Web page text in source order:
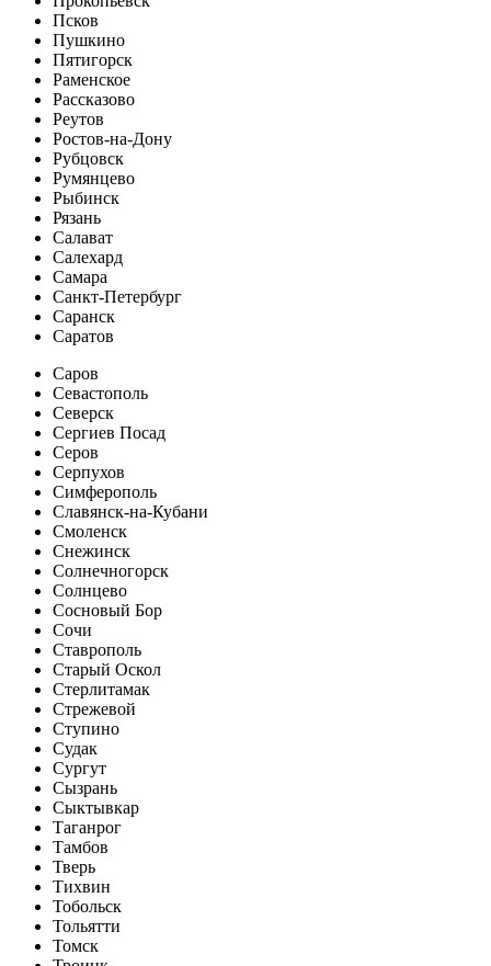
Псков
Пушкино
Пятигорск
Раменское
Рассказово
Реутов
Ростов-на-Дону
Рубцовск
Румянцево
Рыбинск
Рязань
Салават
Салехард
Самара
Санкт-Петербург
Саранск
Саратов
Саров
Севастополь
Северск
Сергиев Посад
Серов
Серпухов
Симферополь
Славянск-на-Кубани
Смоленск
Снежинск
Солнечногорск
Солнцево
Сосновый Бор
Сочи
Ставрополь
Старый Оскол
Стерлитамак
Стрежевой
Ступино
Судак
Сургут
Сызрань
Сыктывкар
Таганрог
Тамбов
Тверь
Тихвин
Тобольск
Тольятти
Томск